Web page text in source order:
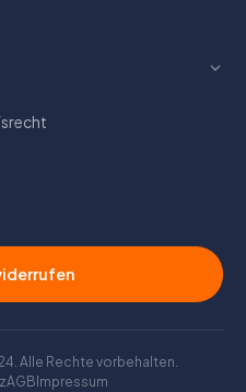
Alle Rechte vorbehalten.
AGB Impressum